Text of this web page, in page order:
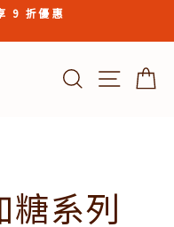
9 折優惠
搜索結果
Site
系列